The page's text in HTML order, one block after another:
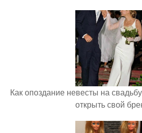
Как опоздание невесты на
открыть свой